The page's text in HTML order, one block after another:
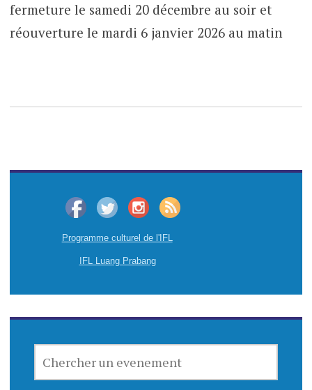
fermeture le samedi 20 décembre au soir et
réouverture le mardi 6 janvier 2026 au matin
Programme culturel de l'IFL
IFL Luang Prabang
UN